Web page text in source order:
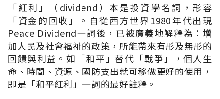
「紅利」（dividend）本是投資學名詞，形容
「資金的回收」。自從西方世界1980年代出現
Peace Dividend一詞後，已被廣義地解釋為：增
加人民及社會福祉的政策，所能帶來有形及無形的
回饋與利益。如「和平」替代「戰爭」，個人生
命、時間、資源、國防支出就可移做更好的使用，
即是「和平紅利」一詞的最好註釋。